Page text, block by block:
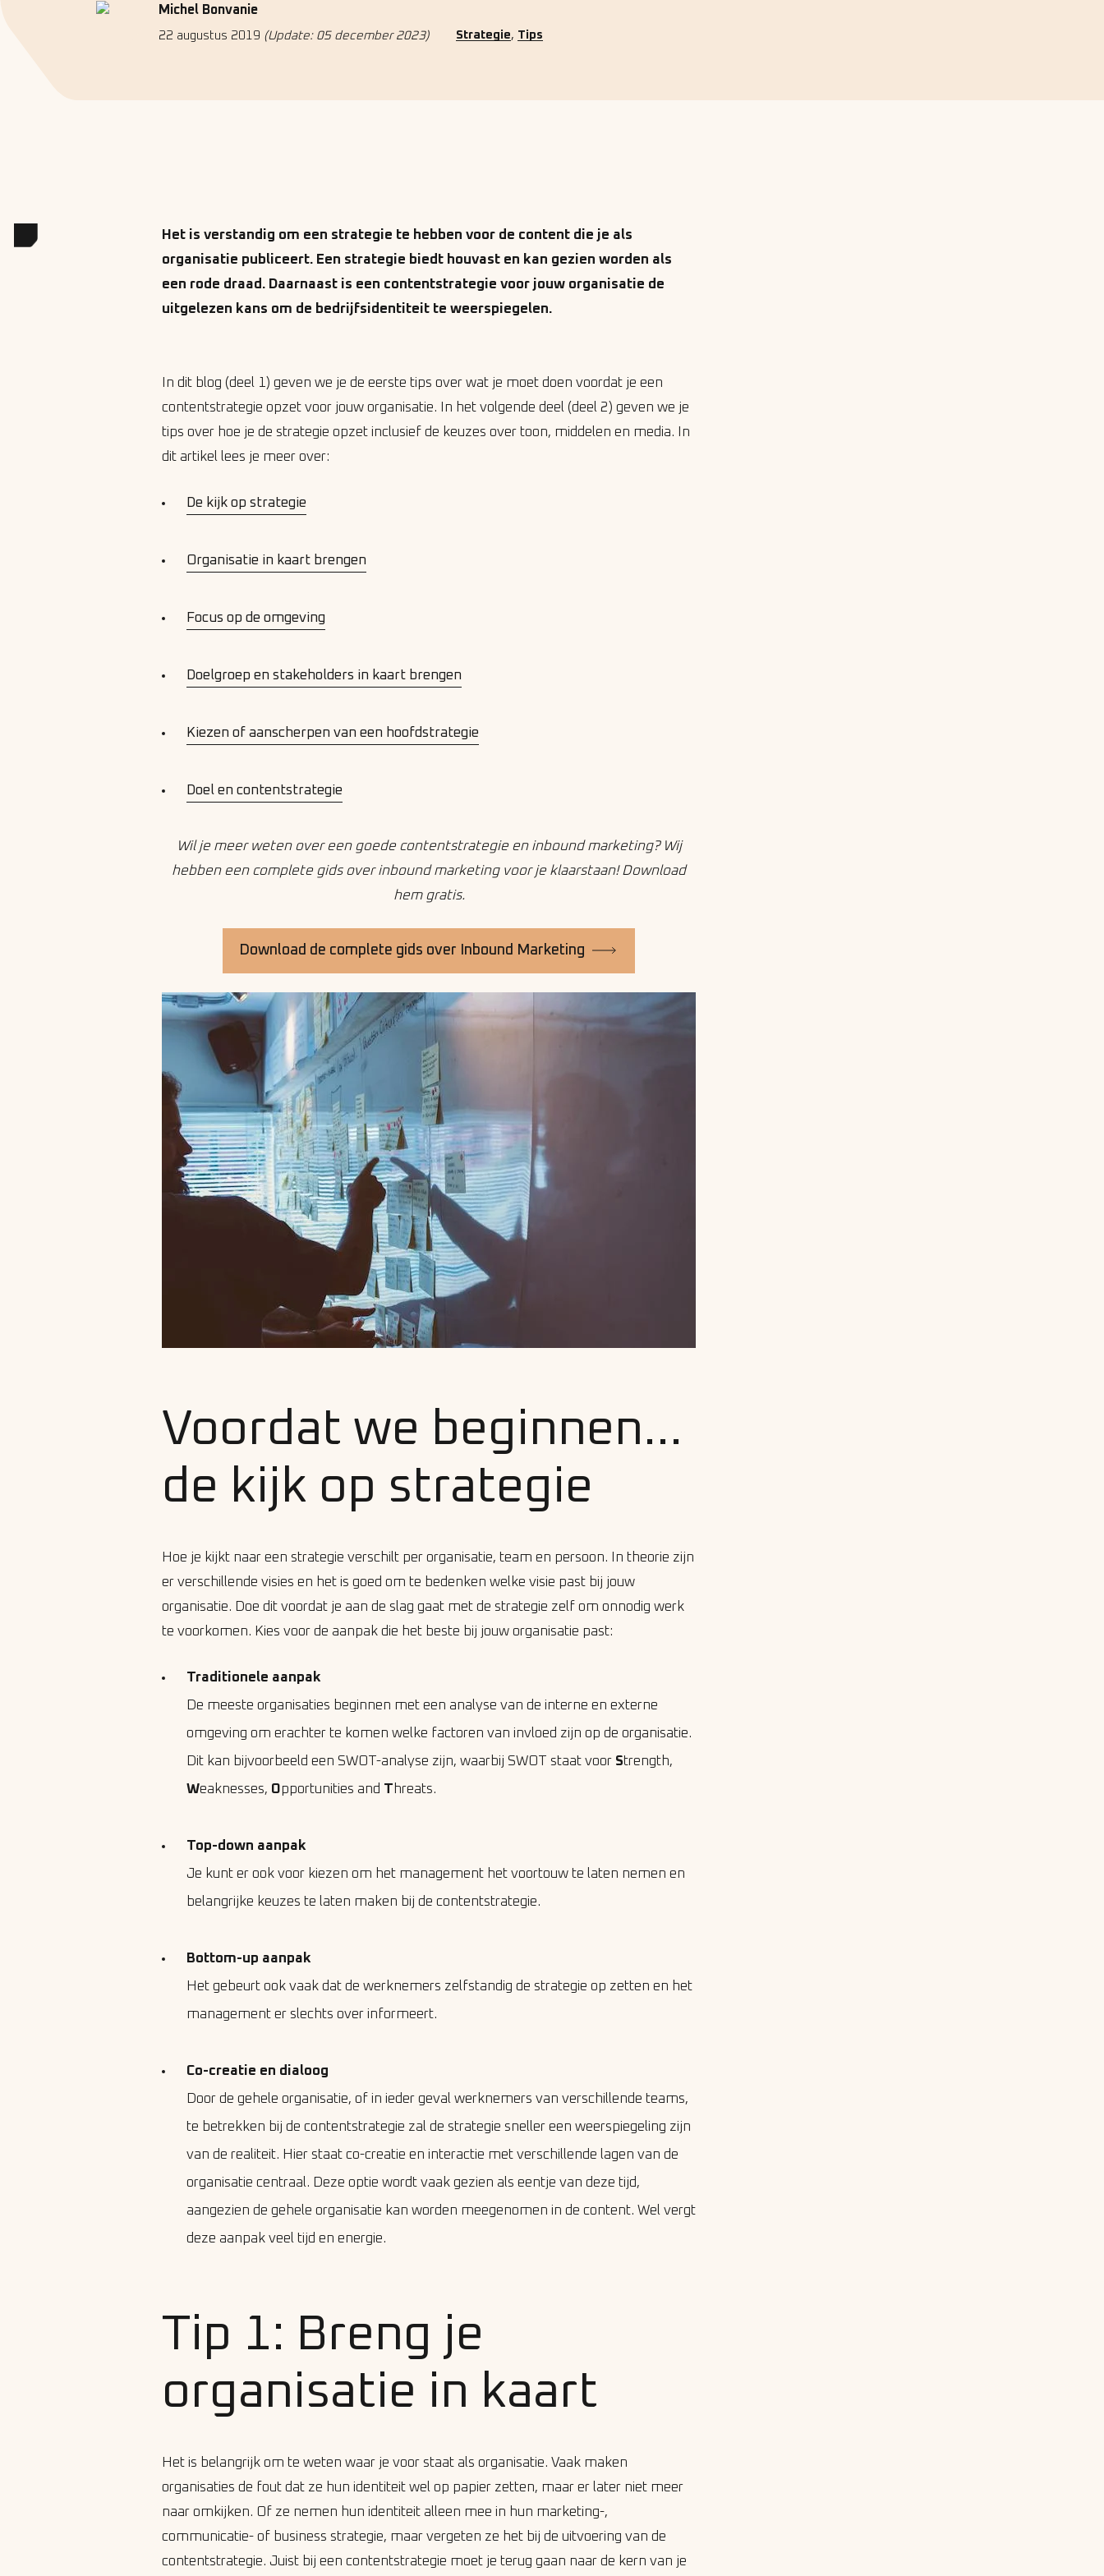
Michel Bonvanie
22 augustus 2019 (Update: 05 december 2023) Strategie, Tips
Het is verstandig om een strategie te hebben voor de content die je als
organisatie publiceert. Een strategie biedt houvast en kan gezien worden als
een rode draad. Daarnaast is een contentstrategie voor jouw organisatie de
uitgelezen kans om de bedrijfsidentiteit te weerspiegelen.
In dit blog (deel 1) geven we je de eerste tips over wat je moet doen voordat je een
contentstrategie opzet voor jouw organisatie. In het volgende deel (deel 2) geven we je
tips over hoe je de strategie opzet inclusief de keuzes over toon, middelen en media. In
dit artikel lees je meer over:
De kijk op strategie
Organisatie in kaart brengen
Focus op de omgeving
Doelgroep en stakeholders in kaart brengen
Kiezen of aanscherpen van een hoofdstrategie
Doel en contentstrategie
Wil je meer weten over een goede contentstrategie en inbound marketing? Wij
hebben een complete gids over inbound marketing voor je klaarstaan! Download
hem gratis.
Download de complete gids over Inbound Marketing
Voordat we beginnen...
de kijk op strategie
Hoe je kijkt naar een strategie verschilt per organisatie, team en persoon. In theorie zijn
er verschillende visies en het is goed om te bedenken welke visie past bij jouw
organisatie. Doe dit voordat je aan de slag gaat met de strategie zelf om onnodig werk
te voorkomen. Kies voor de aanpak die het beste bij jouw organisatie past:
Traditionele aanpak
De meeste organisaties beginnen met een analyse van de interne en externe
omgeving om erachter te komen welke factoren van invloed zijn op de organisatie.
Dit kan bijvoorbeeld een SWOT-analyse zijn, waarbij SWOT staat voor Strength,
Weaknesses, Opportunities and T hreats.
Top-down aanpak
Je kunt er ook voor kiezen om het management het voortouw te laten nemen en
belangrijke keuzes te laten maken bij de contentstrategie.
Bottom-up aanpak
Het gebeurt ook vaak dat de werknemers zelfstandig de strategie op zetten en het
management er slechts over informeert.
Co-creatie en dialoog
Door de gehele organisatie, of in ieder geval werknemers van verschillende teams,
te betrekken bij de contentstrategie zal de strategie sneller een weerspiegeling zijn
van de realiteit. Hier staat co-creatie en interactie met verschillende lagen van de
organisatie centraal. Deze optie wordt vaak gezien als eentje van deze tijd,
aangezien de gehele organisatie kan worden meegenomen in de content. Wel vergt
deze aanpak veel tijd en energie.
Tip 1: Breng je
organisatie in kaart
Het is belangrijk om te weten waar je voor staat als organisatie. Vaak maken
organisaties de fout dat ze hun identiteit wel op papier zetten, maar er later niet meer
naar omkijken. Of ze nemen hun identiteit alleen mee in hun marketing-,
communicatie- of business strategie, maar vergeten ze het bij de uitvoering van de
contentstrategie. Juist bij een contentstrategie moet je terug gaan naar de kern van je